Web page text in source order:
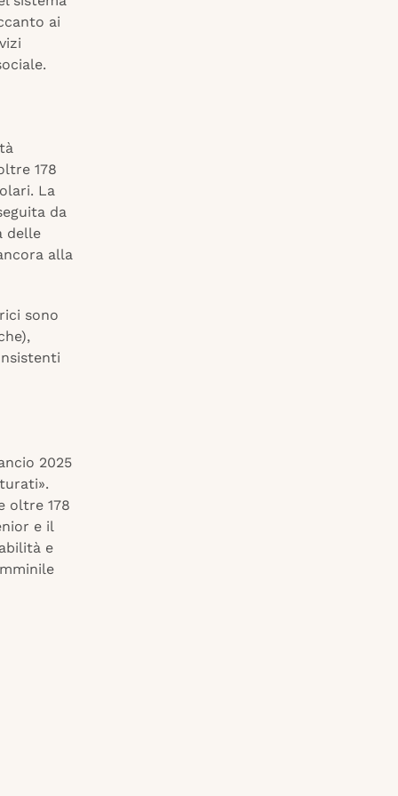
ai
178
La
da
delle
alla
sono
2025
oltre 178
e il
e